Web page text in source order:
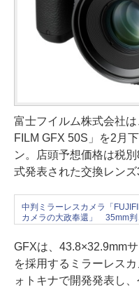
富士フイルム株式会社
FILM GFX 50S」を2月
ン。店頭予想価格は税
式発表された交換レンズ
中判ミラーレスカメラ「
カメラの大政奉還」 35mm判
GFXは、43.8×32.9mm
を採用するミラーレス
ォトキナで開発発表し